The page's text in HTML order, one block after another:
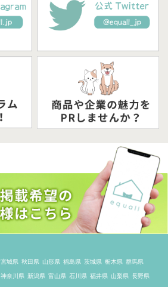
宮城県 秋田県 山形県 福島県 茨城県 栃木県 群馬県
神奈川県 新潟県 富山県 石川県 福井県 山梨県 長野県